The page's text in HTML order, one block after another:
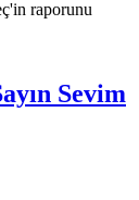
Sevim